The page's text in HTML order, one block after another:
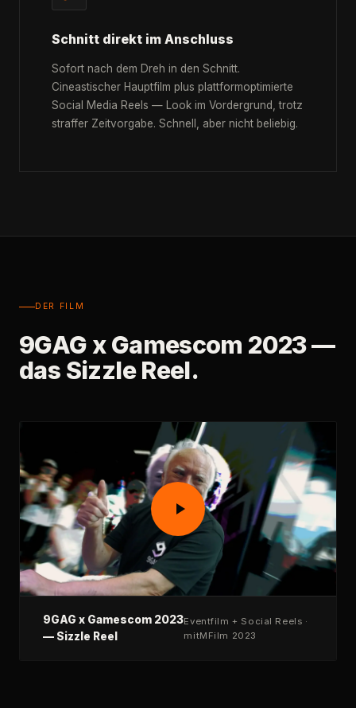
Schnitt direkt im Anschluss
Sofort nach dem Dreh in den Schnitt.
Cineastischer Hauptfilm plus plattformoptimierte
Social Media Reels — Look im Vordergrund, trotz
straffer Zeitvorgabe. Schnell, aber nicht beliebig.
DER FILM
9GAG x Gamescom 2023 —
das Sizzle Reel.
9GAG x Gamescom 2023
— Sizzle Reel
Eventfilm + Social Reels ·
mitMFilm 2023